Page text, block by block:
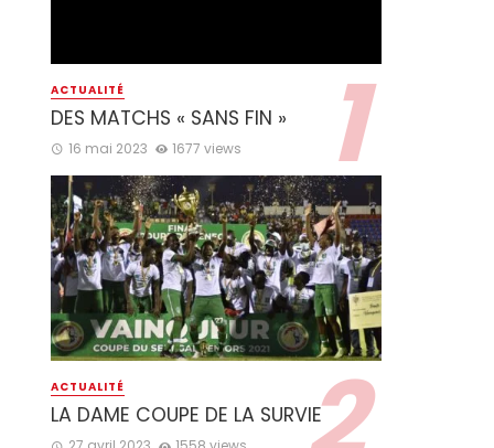
ACTUALITÉ
DES MATCHS « SANS FIN »
16 mai 2023 1677 views
ACTUALITÉ
LA DAME COUPE DE LA SURVIE